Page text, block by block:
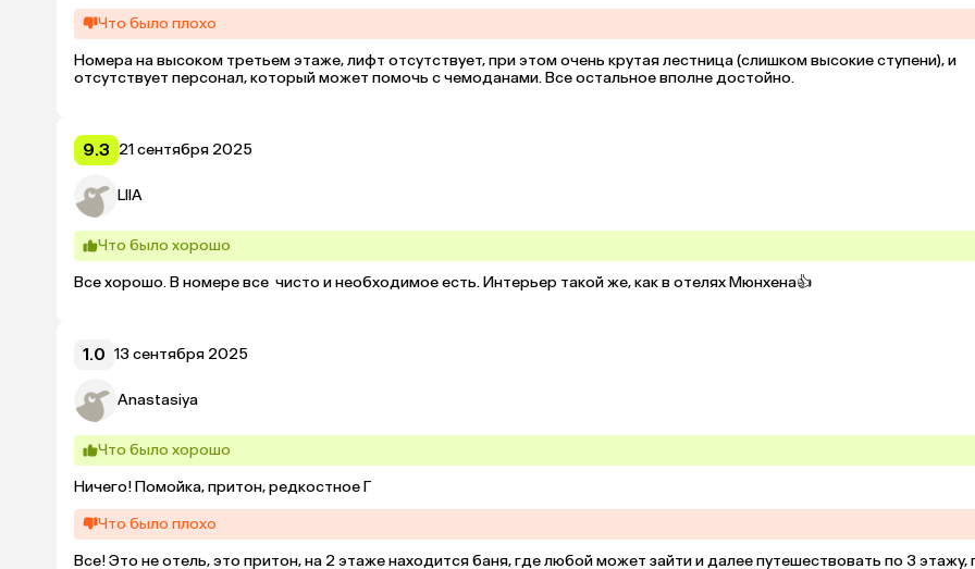
Что было плохо
Номера на высоком третьем этаже, лифт отсутствует, при этом очень крутая лестница (слишком высокие ступени), и
отсутствует персонал, который может помочь с чемоданами. Все остальное вполне достойно.
9.3 21 сентября 2025
LIIA
Что было хорошо
Все хорошо. В номере все  чисто и необходимое есть. Интерьер такой же, как в отелях Мюнхена👍
1.0 13 сентября 2025
Anastasiya
Что было хорошо
Ничего! Помойка, притон, редкостное Г
Что было плохо
Все! Это не отель, это притон, на 2 этаже находится баня, где любой может зайти и далее путешествовать по 3 этажу,